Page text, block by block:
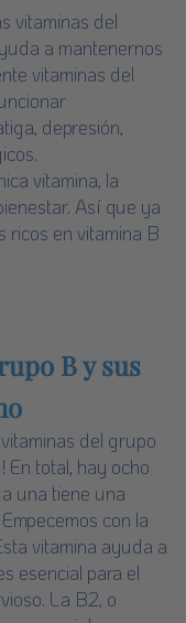
vitaminas del
a mantenernos
vitaminas del
depresión,
vitamina, la
Así que ya
ricos en vitamina B
B y sus
del grupo
total, hay ocho
una tiene una
con la
vitamina ayuda a
esencial para el
La B2, o